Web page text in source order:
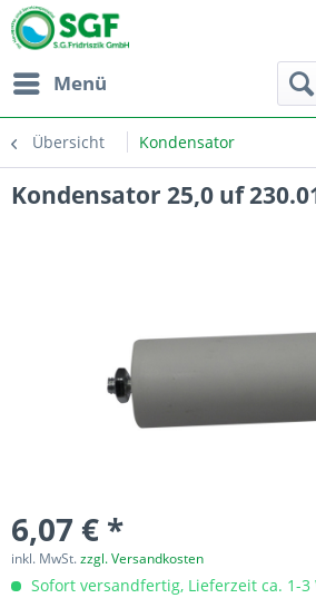
Menü
Übersicht Kondensator
Kondensator 25,0 uf
6,07 € *
inkl. MwSt.zzgl. Versandkosten
Sofort versandfertig, Lieferzeit ca. 1-3